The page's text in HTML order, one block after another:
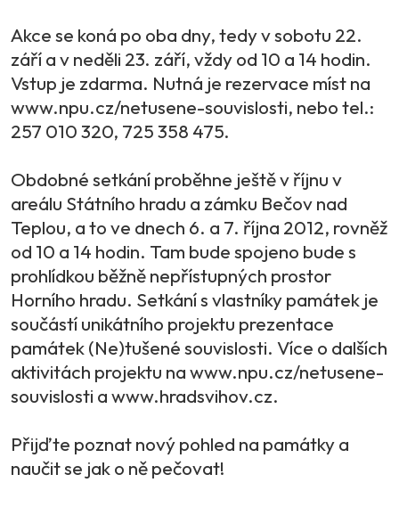
Akce se koná po oba dny, tedy v sobotu 22.
září a v neděli 23. září, vždy od 10 a 14 hodin.
Vstup je zdarma. Nutná je rezervace míst na
www.npu.cz/netusene-souvislosti, nebo tel.:
257 010 320, 725 358 475.
Obdobné setkání proběhne ještě v říjnu v
areálu Státního hradu a zámku Bečov nad
Teplou, a to ve dnech 6. a 7. října 2012, rovněž
od 10 a 14 hodin. Tam bude spojeno bude s
prohlídkou běžně nepřístupných prostor
Horního hradu. Setkání s vlastníky památek je
součástí unikátního projektu prezentace
památek (Ne)tušené souvislosti. Více o dalších
aktivitách projektu na www.npu.cz/netusene-
souvislosti a www.hradsvihov.cz.
Přijďte poznat nový pohled na památky a
naučit se jak o ně pečovat!